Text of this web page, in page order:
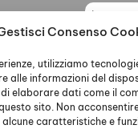
Consenso
utilizziamo
alle informazioni del
elaborare dati come il
sito. Non
caratteristiche e
Ho
Policy